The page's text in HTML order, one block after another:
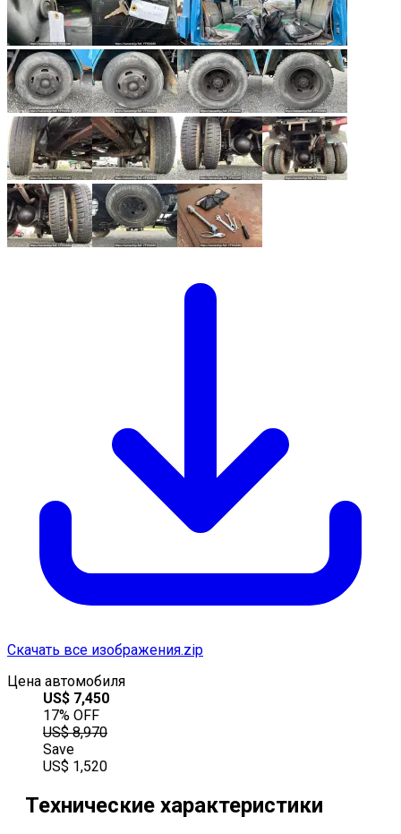
Скачать все изображения.zip
Цена автомобиля
US$ 7,450
17% OFF
US$ 8,970
Save
US$ 1,520
Технические характеристики